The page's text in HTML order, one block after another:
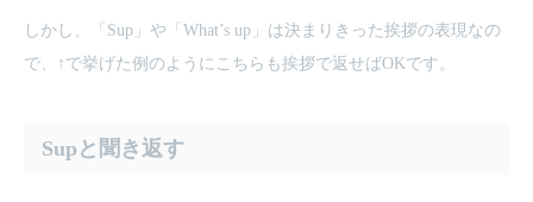
しかし、「Sup」や「What’s up」は決まりきった挨拶の表現なの
で、↑で挙げた例のようにこちらも挨拶で返せばOKです。
Supと聞き返す